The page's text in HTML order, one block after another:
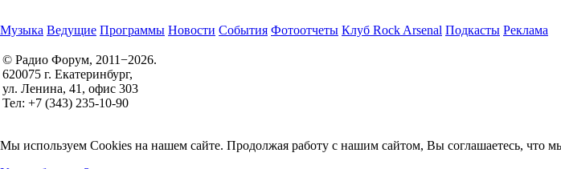
Музыка Ведущие Программы Новости События Фотоотчеты Клуб Rock Arsenal Подкасты Реклама
© Радио Форум, 2011−2026.
620075 г. Екатеринбург,
ул. Ленина, 41, офис 303
Тел: +7 (343) 235-10-90
Мы используем Cookies на нашем сайте. Продолжая работу с нашим сайтом, Вы соглашаетесь, что